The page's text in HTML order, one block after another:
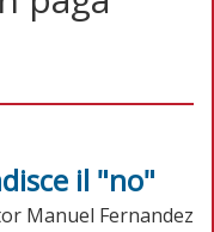
il "no"
Manuel Fernandez